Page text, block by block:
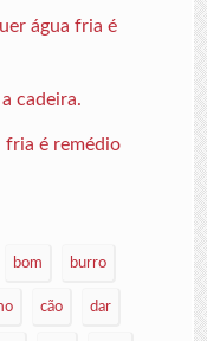
água fria é
cadeira.
fria é remédio
bom burro
cão dar